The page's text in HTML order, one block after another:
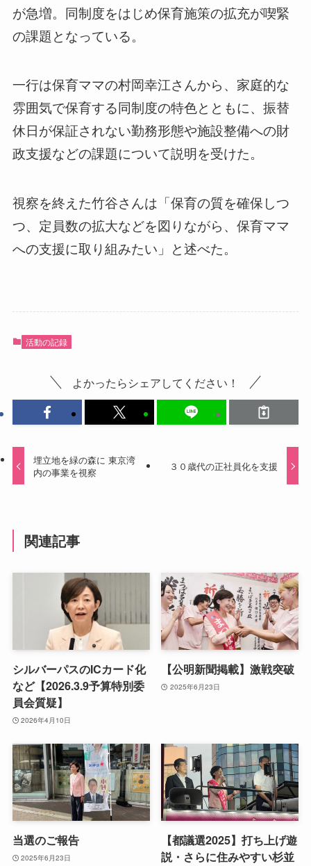
が急増。同制度をはじめ保育施策の拡充が喫緊
の課題となっている。
一行は保育ママの村岡幸江さんから、家庭的な
雰囲気で保育する同制度の特色とともに、振替
休日が保証されない勤務形態や施設整備への財
政支援などの課題について説明を受けた。
視察を終えた竹谷さんは「保育の質を確保しつ
つ、定員数の拡大などを図りながら、保育ママ
への支援に取り組みたい」と述べた。
活動の記録
よかったらシェアしてください！
埋立地を緑の森に 東京湾
内の事業を視察
３０歳代の正社員化を支援
関連記事
シルバーパスのICカード化
など【2026.3.9予算特別委
員会質疑】
2026年4月10日
【公明新聞掲載】激戦突破
2025年6月23日
当選のご報告
2025年6月23日
【都議選2025】打ち上げ遊
説・さらに住みやすい杉並